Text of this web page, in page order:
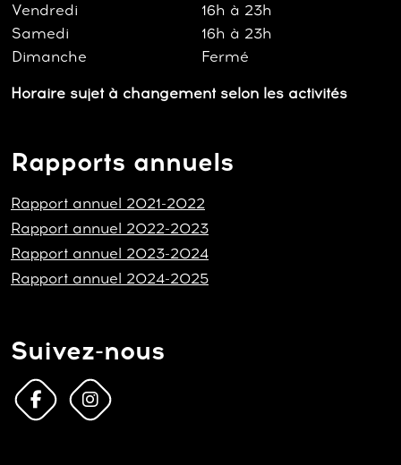
Vendredi
16h à 23h
Samedi
16h à 23h
Dimanche
Fermé
Horaire sujet à changement selon les activités
Rapports annuels
Rapport annuel 2021-2022
Rapport annuel 2022-2023
Rapport annuel 2023-2024
Rapport annuel 2024-2025
Suivez-nous